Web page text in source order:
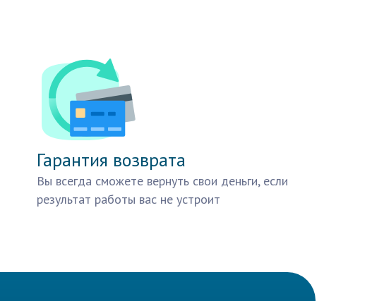
Гарантия возврата
Вы всегда сможете вернуть свои деньги, если
результат работы вас не устроит